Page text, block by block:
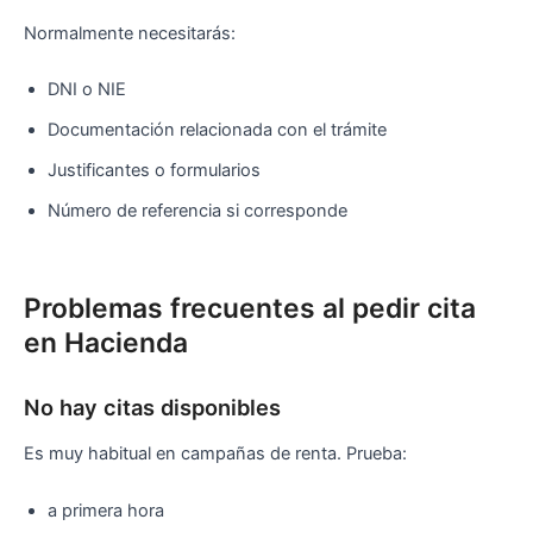
Normalmente necesitarás:
DNI o NIE
Documentación relacionada con el trámite
Justificantes o formularios
Número de referencia si corresponde
Problemas frecuentes al pedir cita
en Hacienda
No hay citas disponibles
Es muy habitual en campañas de renta. Prueba:
a primera hora